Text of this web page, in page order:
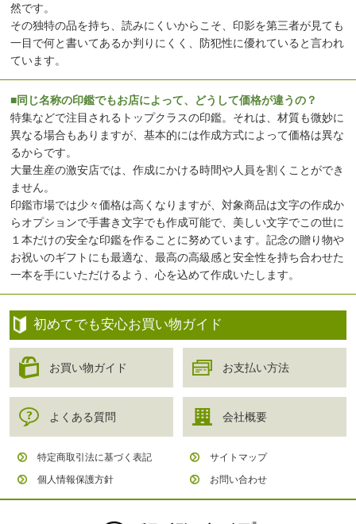
然です。
その独特の品を持ち、読みにくいからこそ、印影を第三者が見ても
一目で何と書いてあるか判りにくく、防犯性に優れていると言われ
ています。
■同じ名称の印鑑でもお店によって、どうして価格が違うの？
特集などで注目されるトップクラスの印鑑。それは、材質も微妙に
異なる場合もありますが、基本的には作成方式によって価格は異な
るからです。
大量生産の激安店では、作成にかける時間や人員を割くことができ
ません。
印鑑市場では少々価格は高くなりますが、対象商品は文字の作成か
らオプションで手書き文字でも作成可能で、美しい文字でこの世に
１本だけの安全な印鑑を作ることに努めています。記念の贈り物や
お祝いのギフトにも最適な、最高の高級感と安全性を持ち合わせた
一本を手にいただけるよう、心を込めて作成いたします。
初めてでも安心お買い物ガイド
お買い物ガイド お支払い方法
よくある質問 会社概要
特定商取引法に基づく表記
サイトマップ
個人情報保護方針
お問い合わせ